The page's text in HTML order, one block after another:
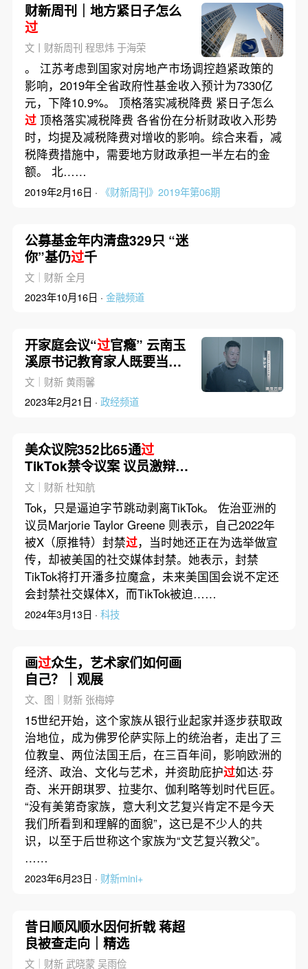
财新周刊｜地方紧日子怎么
过
文丨财新周刊 程思炜 于海荣
。 江苏考虑到国家对房地产市场调控趋紧政策的
影响，2019年全省政府性基金收入预计为7330亿
元，下降10.9%。 顶格落实减税降费 紧日子怎么
过顶格落实减税降费 各省份在分析财政收入形势
时，均提及减税降费对增收的影响。综合来看，减
税降费措施中，需要地方财政承担一半左右的金
额。 北……
2019年2月16日 · 《财新周刊》2019年第06期
公募基金年内清盘329只 “迷
你”基仍过千
文｜财新 全月
2023年10月16日 · 金融频道
开家庭会议“过官瘾” 云南玉
溪原书记教育家人既要当官
又要发财
文｜财新 黄雨馨
2023年2月21日 · 政经频道
美众议院352比65通过
TikTok禁令议案 议员激辩
40分钟｜出海·消费
文｜财新 杜知航
Tok，只是逼迫字节跳动剥离TikTok。 佐治亚洲的
议员Marjorie Taylor Greene 则表示，自己2022年
被X（原推特）封禁过，当时她还正在为选举做宣
传，却被美国的社交媒体封禁。她表示，封禁
TikTok将打开潘多拉魔盒，未来美国国会说不定还
会封禁社交媒体X，而TikTok被迫……
2024年3月13日 · 科技
画过众生，艺术家们如何画
自己？｜观展
文、图｜财新 张梅婷
15世纪开始，这个家族从银行业起家并逐步获取政
治地位，成为佛罗伦萨实际上的统治者，走出了三
位教皇、两位法国王后，在三百年间，影响欧洲的
经济、政治、文化与艺术，并资助庇护过如达·芬
奇、米开朗琪罗、拉斐尔、伽利略等划时代巨匠。
“没有美第奇家族，意大利文艺复兴肯定不是今天
我们所看到和理解的面貌”，这已是不少人的共
识，以至于后世称这个家族为“文艺复兴教父”。
……
2023年6月23日 · 财新mini+
昔日顺风顺水因何折戟 蒋超
良被查走向｜精选
文｜财新 武晓蒙 吴雨俭